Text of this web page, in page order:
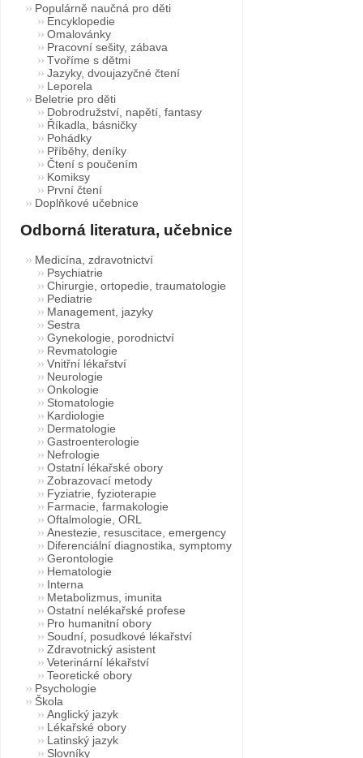
Populárně naučná pro děti
Encyklopedie
Omalovánky
Pracovní sešity, zábava
Tvoříme s dětmi
Jazyky, dvoujazyčné čtení
Leporela
Beletrie pro děti
Dobrodružství, napětí, fantasy
Říkadla, básničky
Pohádky
Příběhy, deníky
Čtení s poučením
Komiksy
První čtení
Doplňkové učebnice
Odborná literatura, učebnice
Medicína, zdravotnictví
Psychiatrie
Chirurgie, ortopedie, traumatologie
Pediatrie
Management, jazyky
Sestra
Gynekologie, porodnictví
Revmatologie
Vnitřní lékařství
Neurologie
Onkologie
Stomatologie
Kardiologie
Dermatologie
Gastroenterologie
Nefrologie
Ostatní lékařské obory
Zobrazovací metody
Fyziatrie, fyzioterapie
Farmacie, farmakologie
Oftalmologie, ORL
Anestezie, resuscitace, emergency
Diferenciální diagnostika, symptomy
Gerontologie
Hematologie
Interna
Metabolizmus, imunita
Ostatní nelékařské profese
Pro humanitní obory
Soudní, posudkové lékařství
Zdravotnický asistent
Veterinární lékařství
Teoretické obory
Psychologie
Škola
Anglický jazyk
Lékařské obory
Latinský jazyk
Slovníky